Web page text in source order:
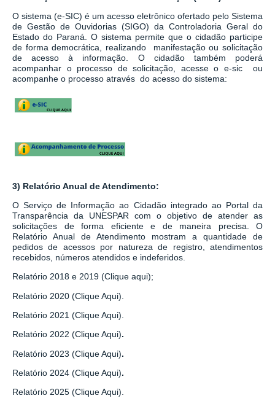
O sistema (e-SIC) é um acesso eletrônico ofertado pelo Sistema
de Gestão de Ouvidorias (SIGO) da Controladoria Geral do
Estado do Paraná. O sistema permite que o cidadão participe
de forma democrática, realizando manifestação ou solicitação
de acesso à informação. O cidadão também poderá
acompanhar o processo de solicitação, acesse o e-sic ou
acompanhe o processo através do acesso do sistema:
3) Relatório Anual de Atendimento:
O Serviço de Informação ao Cidadão integrado aoPortal da
Transparência da UNESPAR
com o objetivo de atender as
solicitações de forma eficiente e de maneira precisa. O
Relatório Anual de Atendimento mostram a quantidade de
pedidos de acessos por natureza de registro, atendimentos
recebidos, números atendidos e indeferidos.
Relatório 2018 e 2019 (Clique aqui);
Relatório 2020 (Clique Aqui).
Relatório 2021 (Clique Aqui).
Relatório 2022 (Clique Aqui).
Relatório 2023 (Clique Aqui).
Relatório 2024 (Clique Aqui).
Relatório 2025 (Clique Aqui).